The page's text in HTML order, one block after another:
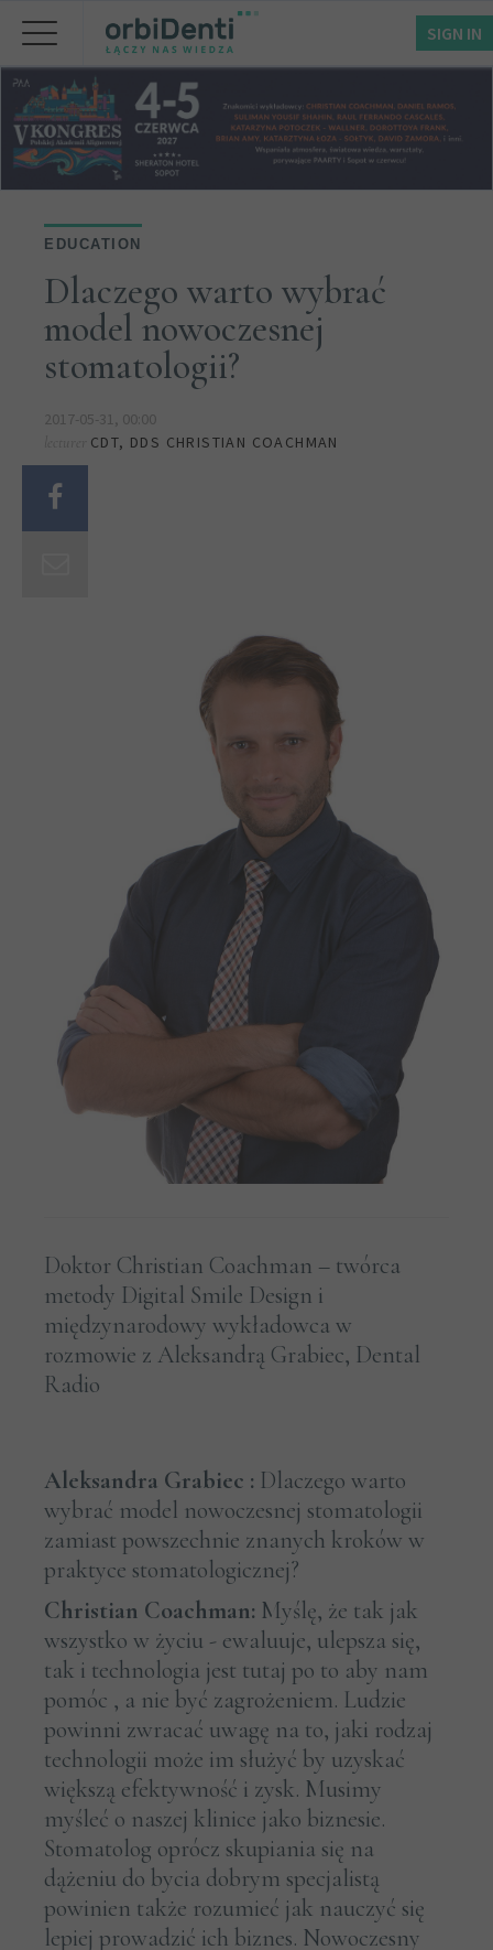
SIGN IN
EDUCATION
Dlaczego warto wybrać
model nowoczesnej
stomatologii?
2017-05-31, 00:00
CDT, DDS CHRISTIAN COACHMAN
Doktor Christian Coachman – twórca
metody Digital Smile Design i
międzynarodowy wykładowca w
rozmowie z Aleksandrą Grabiec, Dental
Radio
Aleksandra Grabiec : Dlaczego warto
wybrać model nowoczesnej stomatologii
zamiast powszechnie znanych kroków w
praktyce stomatologicznej?
Christian Coachman: Myślę, że tak jak
wszystko w życiu - ewaluuje, ulepsza się,
tak i technologia jest tutaj po to aby nam
pomóc , a nie być zagrożeniem. Ludzie
powinni zwracać uwagę na to, jaki rodzaj
technologii może im służyć by uzyskać
większą efektywność i zysk. Musimy
myśleć o naszej klinice jako biznesie.
Stomatolog oprócz skupiania się na
dążeniu do bycia dobrym specjalistą
powinien także rozumieć jak nauczyć się
lepiej prowadzić ich biznes. Nowoczesny